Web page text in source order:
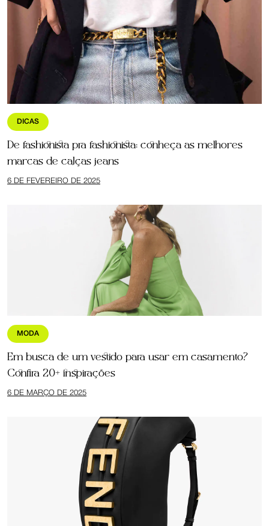
DICAS
De fashionista pra fashionista: conheça as melhores
marcas de calças jeans
6 DE FEVEREIRO DE 2025
MODA
Em busca de um vestido para usar em casamento?
Confira 20+ inspirações
6 DE MARÇO DE 2025